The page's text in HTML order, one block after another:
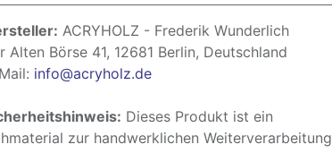
ACRYHOLZ - Frederik Wunderlich
Alten Börse 41, 12681 Berlin, Deutschland
info@acryholz.de
Dieses Produkt ist ein
zur handwerklichen Weiterverarbeitung